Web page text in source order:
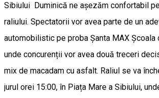
Sibiului ​Duminică ne așezăm confortabil
raliului. Spectatorii vor avea parte de un
automobilistic pe proba Șanta MAX Școala
unde concurenții vor avea două treceri
mix de macadam cu asfalt. ​Raliul se va
jurul orei 15:00, în Piața Mare a Sibiului,